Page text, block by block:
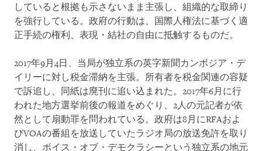
していると根拠も示さないまま主張し、組織的な取締り
を強行している。政府の行動は、国際人権法に基づく適
正手続の権利、表現・結社の自由に抵触するものだ。
2017年9月4日、当局が独立系の英字新聞カンボジア・デ
イリーに対し税金滞納を主張。所有者を税金関連の容疑
で訴追し、同紙は廃刊に追い込まれた。2017年6月に行
われた地方選挙前後の報道をめぐり、2人の元記者が依
然として扇動罪を問われている。政府は8月にRFAおよ
びVOAの番組を放送していたラジオ局の放送免許を取り
消し、ボイス・オブ・デモクラシーという独立系の地元